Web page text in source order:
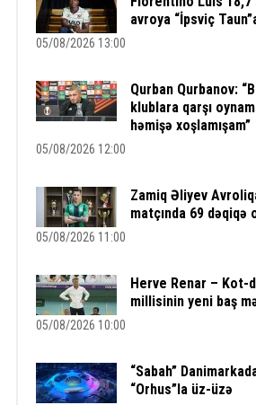
avroya “İpsviç
05/08/2026 13:00
Qurban Qurbanov:
klublara qarşı
həmişə xoşlamışam”
05/08/2026 12:00
Zamiq Əliyev
matçında 69 dəqiqə
05/08/2026 11:00
Herve Renar – Kot-
millisinin yeni baş
05/08/2026 10:00
“Sabah”
“Orhus”la üz-üzə